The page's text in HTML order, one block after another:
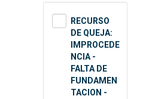
RECURSO
DE QUEJA:
IMPROCEDE
NCIA -
FALTA DE
FUNDAMEN
TACION -